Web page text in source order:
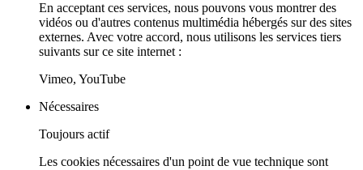
En acceptant ces services, nous pouvons vous montrer des
vidéos ou d'autres contenus multimédia hébergés sur des sites
externes. Avec votre accord, nous utilisons les services tiers
suivants sur ce site internet :
Vimeo, YouTube
Nécessaires
Toujours actif
Les cookies nécessaires d'un point de vue technique sont